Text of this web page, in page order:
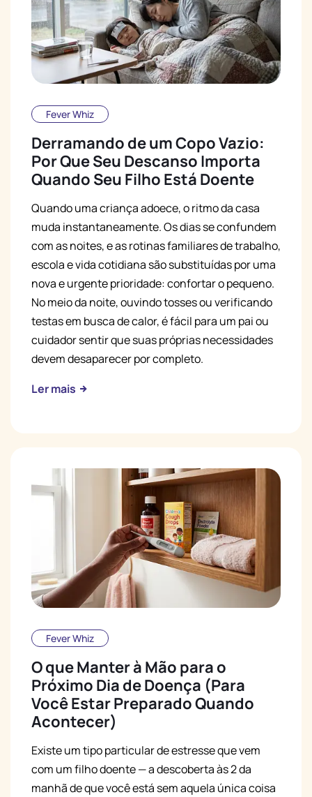
Fever Whiz
Derramando de um Copo Vazio:
Por Que Seu Descanso Importa
Quando Seu Filho Está Doente
Quando uma criança adoece, o ritmo da casa
muda instantaneamente. Os dias se confundem
com as noites, e as rotinas familiares de trabalho,
escola e vida cotidiana são substituídas por uma
nova e urgente prioridade: confortar o pequeno.
No meio da noite, ouvindo tosses ou verificando
testas em busca de calor, é fácil para um pai ou
cuidador sentir que suas próprias necessidades
devem desaparecer por completo.
Ler mais
Fever Whiz
O que Manter à Mão para o
Próximo Dia de Doença (Para
Você Estar Preparado Quando
Acontecer)
Existe um tipo particular de estresse que vem
com um filho doente — a descoberta às 2 da
manhã de que você está sem aquela única coisa